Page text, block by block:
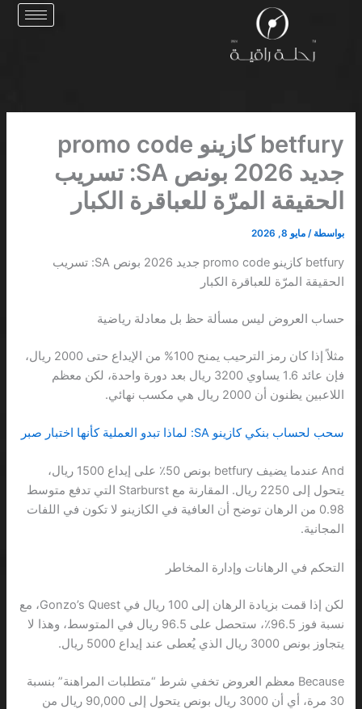
betfury كازينو promo code
جديد 2026 بونص SA: تسريب
الحقيقة المرّة للعباقرة الكبار
بواسطة /مايو 8, 2026
betfury كازينو promo code جديد 2026 بونص SA: تسريب
الحقيقة المرّة للعباقرة الكبار
حساب العروض ليس مسألة حظ بل معادلة رياضية
مثلاً إذا كان رمز الترحيب يمنح 100% من الإيداع حتى 2000 ريال،
فإن عائد 1.6 يساوي 3200 ريال بعد دورة واحدة، لكن معظم
اللاعبين يظنون أن 2000 ريال هي مكسب نهائي.
سحب لحساب بنكي كازينو SA: لماذا تبدو العملية كأنها اختبار صبر
And عندما يضيف betfury بونص 50٪ على إيداع 1500 ريال،
يتحول إلى 2250 ريال. المقارنة مع Starburst التي تدفع متوسط
0.98 من الرهان توضح أن العافية في الكازينو لا تكون في اللفات
المجانية.
التحكم في الرهانات وإدارة المخاطر
لكن إذا قمت بزيادة الرهان إلى 100 ريال في Gonzo’s Quest، مع
نسبة فوز 96.5٪، ستحصل على 96.5 ريال في المتوسط، وهذا لا
يتجاوز بونص 3000 ريال الذي يُعطى عند إيداع 5000 ريال.
Because معظم العروض تخفي شرط “متطلبات المراهنة” بنسبة
30 مرة، أي أن 3000 ريال بونص يتحول إلى 90,000 ريال من